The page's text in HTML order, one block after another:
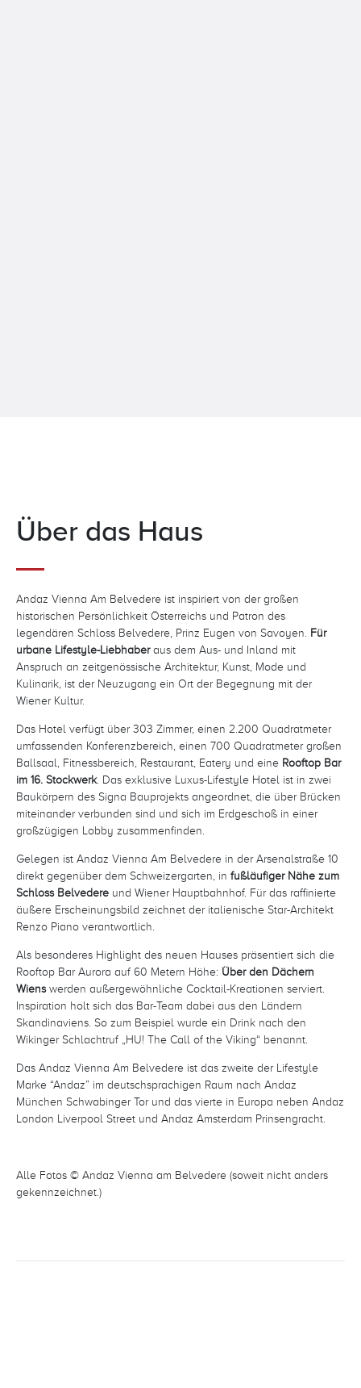
Über das Haus
Andaz Vienna Am Belvedere ist inspiriert von der großen
historischen Persönlichkeit Österreichs und Patron des
legendären Schloss Belvedere, Prinz Eugen von Savoyen. Für
urbane Lifestyle-Liebhaberaus dem Aus- und Inland mit
Anspruch an zeitgenössische Architektur, Kunst, Mode und
Kulinarik, ist der Neuzugang ein Ort der Begegnung mit der
Wiener Kultur.
Das Hotel verfügt über 303 Zimmer, einen 2.200 Quadratmeter
umfassenden Konferenzbereich, einen 700 Quadratmeter großen
Ballsaal, Fitnessbereich, Restaurant, Eatery und eine Rooftop Bar
im 16. Stockwerk. Das exklusive Luxus-Lifestyle Hotel ist in zwei
Baukörpern des Signa Bauprojekts angeordnet, die über Brücken
miteinander verbunden sind und sich im Erdgeschoß in einer
großzügigen Lobby zusammenfinden.
Gelegen ist Andaz Vienna Am Belvedere in der Arsenalstraße 10
direkt gegenüber dem Schweizergarten, in fußläufiger Nähe zum
Schloss Belvedere und Wiener Hauptbahnhof. Für das raffinierte
äußere Erscheinungsbild zeichnet der italienische Star-Architekt
Renzo Piano verantwortlich.
Als besonderes Highlight des neuen Hauses präsentiert sich die
Rooftop Bar Aurora auf 60 Metern Höhe: Über den Dächern
Wienswerden außergewöhnliche Cocktail-Kreationen serviert.
Inspiration holt sich das Bar-Team dabei aus den Ländern
Skandinaviens. So zum Beispiel wurde ein Drink nach den
Wikinger Schlachtruf „HU! The Call of the Viking“ benannt.
Das Andaz Vienna Am Belvedere ist das zweite der Lifestyle
Marke “Andaz” im deutschsprachigen Raum nach Andaz
München Schwabinger Tor und das vierte in Europa neben Andaz
London Liverpool Street und Andaz Amsterdam Prinsengracht.
Alle Fotos © Andaz Vienna am Belvedere (soweit nicht anders
gekennzeichnet.)